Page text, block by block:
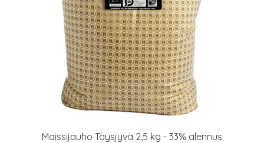
Maissijauho Täysjyvä 2,5 kg - 33% alennus